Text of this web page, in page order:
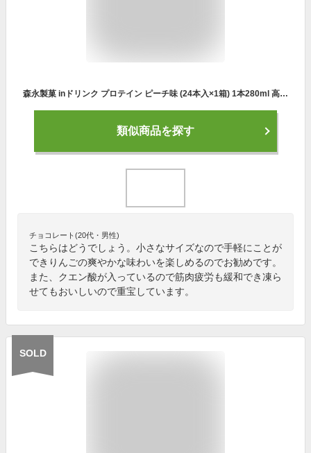
森永製菓 inドリンク プロテイン ピーチ味 (24本入×1箱) 1本280ml 高タンパク10g 脂肪ゼロ クエン酸配合 80kcal 常温保存可
類似商品を探す
チョコレート(20代・男性)
こちらはどうでしょう。小さなサイズなので手軽にことが
できりんごの爽やかな味わいを楽しめるのでお勧めです。
また、クエン酸が入っているので筋肉疲労も緩和でき凍ら
せてもおいしいので重宝しています。
SOLD